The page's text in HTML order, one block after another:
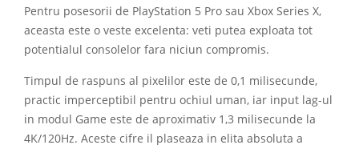
Pentru posesorii de PlayStation 5 Pro sau Xbox Series X,
aceasta este o veste excelenta: veti putea exploata tot
potentialul consolelor fara niciun compromis.
Timpul de raspuns al pixelilor este de 0,1 milisecunde,
practic imperceptibil pentru ochiul uman, iar input lag-ul
in modul Game este de aproximativ 1,3 milisecunde la
4K/120Hz. Aceste cifre il plaseaza in elita absoluta a